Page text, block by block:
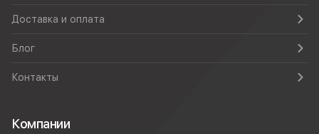
Доставка и оплата
Блог
Контакты
Компании